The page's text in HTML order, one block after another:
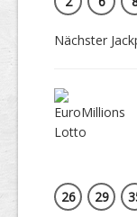
Nächster
26
29